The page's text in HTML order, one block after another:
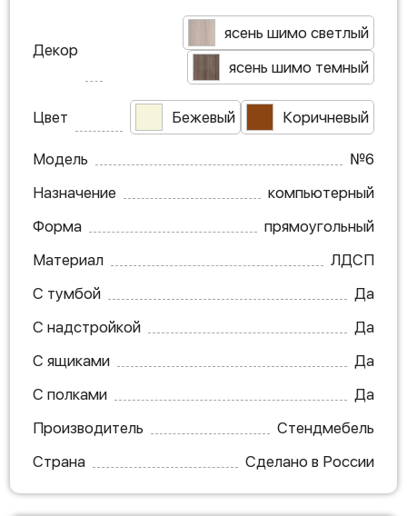
Декор
ясень шимо светлый
ясень шимо темный
Цвет Бежевый Коричневый
Модель
№6
Назначение
компьютерный
Форма
прямоугольный
Материал
ЛДСП
С тумбой
Да
С надстройкой
Да
С ящиками
Да
С полками
Да
Производитель
Стендмебель
Страна
Сделано в России